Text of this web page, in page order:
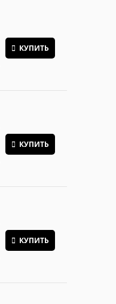
КУПИТЬ
КУПИТЬ
КУПИТЬ